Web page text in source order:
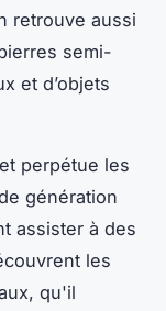
retrouve aussi
semi-
et d’objets
perpétue les
génération
assister à des
les
qu'il